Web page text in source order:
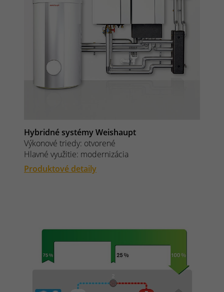
Hybridné systémy Weishaupt
Výkonové triedy: otvorené
Hlavné využitie: modernizácia
Produktové detaily